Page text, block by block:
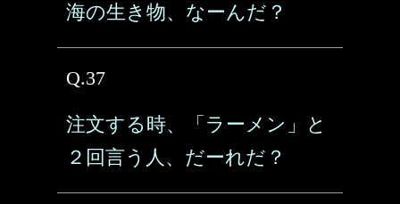
海の生き物、なーんだ？
Q.37
注文する時、「ラーメン」と
２回言う人、だーれだ？